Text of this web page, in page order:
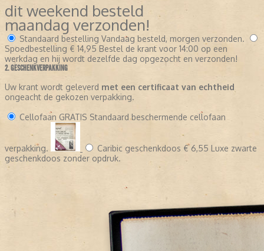
dit weekend besteld
maandag verzonden!
Standaard bestelling Vandaag besteld, morgen verzonden.
Spoedbestelling € 14,95 Bestel de krant voor 14:00 op een
werkdag en hij wordt dezelfde dag opgezocht en verzonden!
2. GESCHENKVERPAKKING
Uw krant wordt geleverd met een certificaat van echtheid
ongeacht de gekozen verpakking.
Cellofaan GRATIS Standaard beschermende cellofaan
verpakking. Caribic geschenkdoos € 6,55 Luxe zwarte
geschenkdoos zonder opdruk.